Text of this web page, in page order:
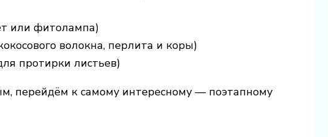
или фитолампа)
волокна, перлита и коры)
протирки листьев)
перейдём к самому интересному — поэтапному